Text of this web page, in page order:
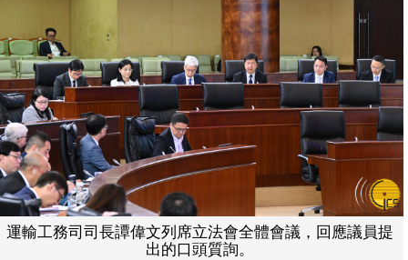
運輸工務司司長譚偉文列席立法會全體會議，回應議員提
出的口頭質詢。